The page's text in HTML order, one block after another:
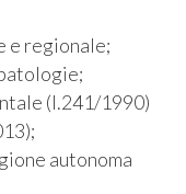
e regionale;
(l.241/1990)
autonoma